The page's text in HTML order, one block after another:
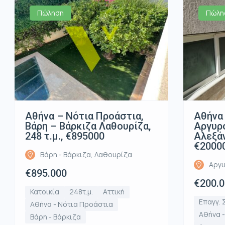
Πώληση
Αθήνα – Νότια Προάστια,
Βάρη – Βάρκιζα Λαθουρίζα,
248 τ.μ., €895000
Βάρη - Βάρκιζα, Λαθουρίζα
€895.000
Κατοικία 248τ.μ.
Αττική
Αθήνα - Νότια Προάστια
Βάρη - Βάρκιζα
Αθήνα
Επαγγ.
Αθήνα